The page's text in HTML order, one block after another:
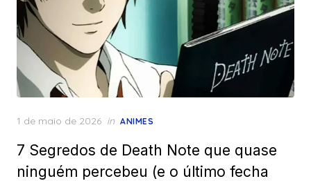
Posted
1 de maio de 2026 in ANIMES
7 Segredos de Death Note que quase
ninguém percebeu (e o último fecha